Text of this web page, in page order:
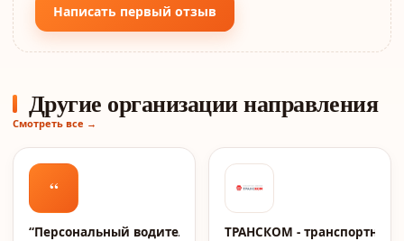
Написать первый отзыв
Другие организации направления
Смотреть все →
“
“Персональный водитель”
ТРАНСКОМ - транспортная